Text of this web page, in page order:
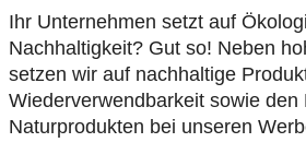
Ihr Unternehmen setzt auf
Nachhaltigkeit? Gut so! Neben
setzen wir auf nachhaltige
Wiederverwendbarkeit sowie den
Naturprodukten bei unseren